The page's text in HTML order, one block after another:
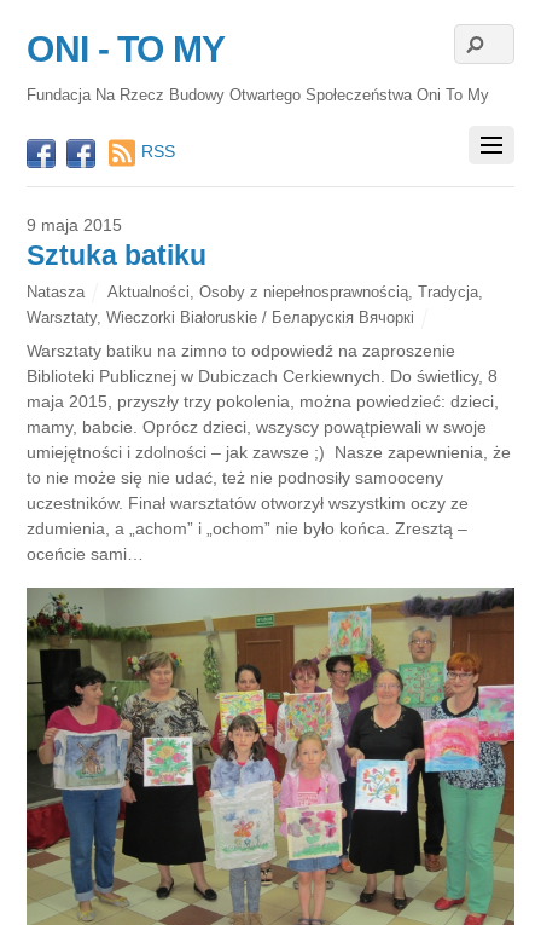
ONI - TO MY
Fundacja Na Rzecz Budowy Otwartego Społeczeństwa Oni To My
RSS
9 maja 2015
Sztuka batiku
Natasza Aktualności Osoby z niepełnosprawnością Tradycja
Warsztaty,Wieczorki Białoruskie / Беларускія Вячоркі
Warsztaty batiku na zimno to odpowiedź na zaproszenie
Biblioteki Publicznej w Dubiczach Cerkiewnych. Do świetlicy, 8
maja 2015, przyszły trzy pokolenia, można powiedzieć: dzieci,
mamy, babcie. Oprócz dzieci, wszyscy powątpiewali w swoje
umiejętności i zdolności – jak zawsze ;) Nasze zapewnienia, że
to nie może się nie udać, też nie podnosiły samooceny
uczestników. Finał warsztatów otworzył wszystkim oczy ze
zdumienia, a „achom” i „ochom” nie było końca. Zresztą –
oceńcie sami…